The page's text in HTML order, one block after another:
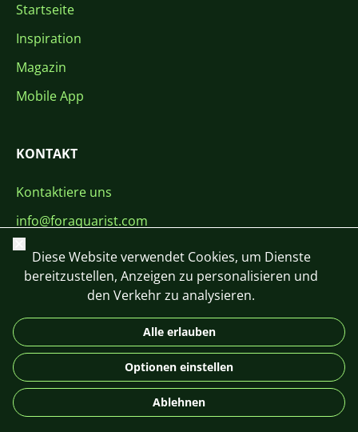
Startseite
Inspiration
Magazin
Mobile App
KONTAKT
Kontaktiere uns
info@foraquarist.com
+420 603 449 602
DE
© 2026 For Aquarist
Schließen
Diese Website verwendet Cookies, um Dienste
bereitzustellen, Anzeigen zu personalisieren und
den Verkehr zu analysieren.
Alle erlauben
Optionen einstellen
Ablehnen